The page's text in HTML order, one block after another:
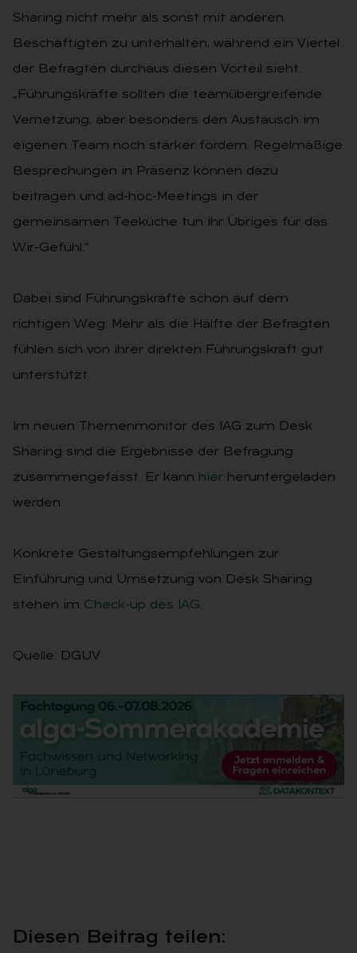
Sharing nicht mehr als sonst mit anderen
Beschäftigten zu unterhalten, während ein Viertel
der Befragten durchaus diesen Vorteil sieht.
„Führungskräfte sollten die teamübergreifende
Vernetzung, aber besonders den Austausch im
eigenen Team noch stärker fördern. Regelmäßige
Besprechungen in Präsenz können dazu
beitragen und ad-hoc-Meetings in der
gemeinsamen Teeküche tun ihr Übriges für das
Wir-Gefühl.“
Dabei sind Führungskräfte schon auf dem
richtigen Weg: Mehr als die Hälfte der Befragten
fühlen sich von ihrer direkten Führungskraft gut
unterstützt.
Im neuen Themenmonitor des IAG zum Desk
Sharing sind die Ergebnisse der Befragung
zusammengefasst. Er kann hier heruntergeladen
werden
Konkrete Gestaltungsempfehlungen zur
Einführung und Umsetzung von Desk Sharing
stehen im Check-up des IAG.
Quelle: DGUV
Die­sen Bei­trag tei­len: